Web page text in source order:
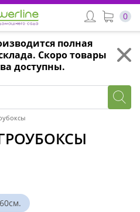
полная
Скоро товары
доступны.
0